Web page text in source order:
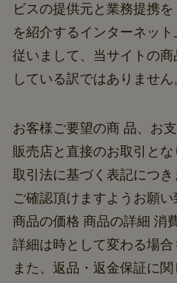
ビスの提供元と業務提携
を紹介するインターネット
従いまして、当サイトの
している訳ではありません
お客様ご要望の商 品、お
販売店と直接のお取引と
取引法に基づく表記につ
ご確認頂けますようお願い
商品の価格 商品の詳細 消
詳細は時として変わる場合
また、返品・返金保証に